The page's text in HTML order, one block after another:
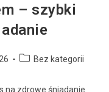
– szybki
Bez kategorii
na zdrowe śniadanie